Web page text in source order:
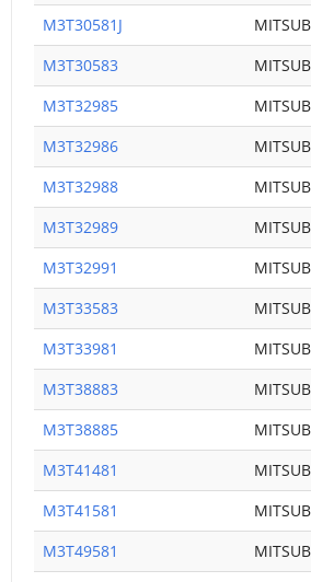
M3T30581J
M3T30583
M3T32985
M3T32986
M3T32988
M3T32989
M3T32991
M3T33583
M3T33981
M3T38883
M3T38885
M3T41481
M3T41581
M3T49581